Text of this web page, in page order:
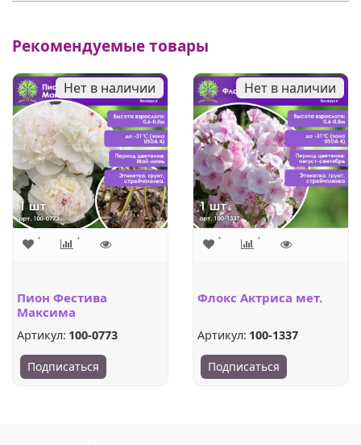
Рекомендуемые товары
Нет в наличии
Пион Фестива
Максима
Артикул: 100-0773
Подписаться
Нет в наличии
Флокс Актриса мет.
Артикул: 100-1337
Подписаться